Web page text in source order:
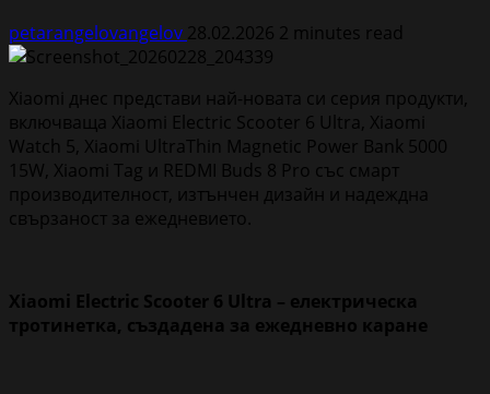
petarangelovangelov 28.02.2026 2 minutes read
Xiaomi днес представи най-новата си серия продукти,
включваща Xiaomi Electric Scooter 6 Ultra, Xiaomi
Watch 5, Xiaomi UltraThin Magnetic Power Bank 5000
15W, Xiaomi Tag и REDMI Buds 8 Prо със смарт
производителност, изтънчен дизайн и надеждна
свързаност за ежедневието.
Xiaomi Electric Scooter 6 Ultra – електрическa
тротинеткa, създаденa за ежедневно каране